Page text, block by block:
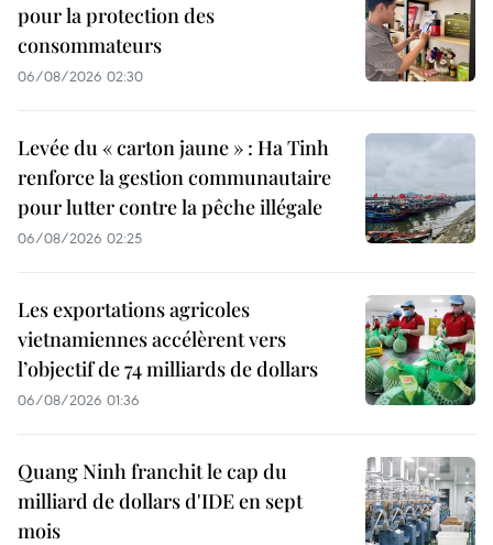
pour la protection des
consommateurs
06/08/2026 02:30
Levée du « carton jaune » : Ha Tinh
renforce la gestion communautaire
pour lutter contre la pêche illégale
06/08/2026 02:25
Les exportations agricoles
vietnamiennes accélèrent vers
l’objectif de 74 milliards de dollars
06/08/2026 01:36
Quang Ninh franchit le cap du
milliard de dollars d'IDE en sept
mois